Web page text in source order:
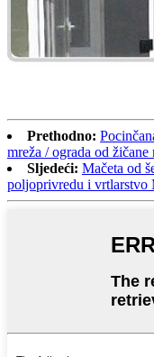
Prethodno:
mreža / ograda od žičane
Sljedeći: Mačeta od
poljoprivredu i vrtlarstvo